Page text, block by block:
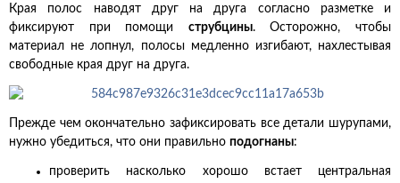
Края полос наводят друг на друга согласно разметке и
фиксируют при помощи струбцины. Осторожно, чтобы
материал не лопнул, полосы медленно изгибают, нахлестывая
свободные края друг на друга.
Прежде чем окончательно зафиксировать все детали шурупами,
нужно убедиться, что они правильно подогнаны:
проверить насколько хорошо встает центральная